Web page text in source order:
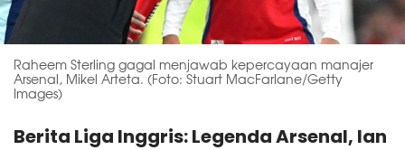
Raheem Sterling gagal menjawab kepercayaan manajer
Arsenal, Mikel Arteta. (Foto: Stuart MacFarlane/Getty
Images)
Berita Liga Inggris: Legenda Arsenal, Ian